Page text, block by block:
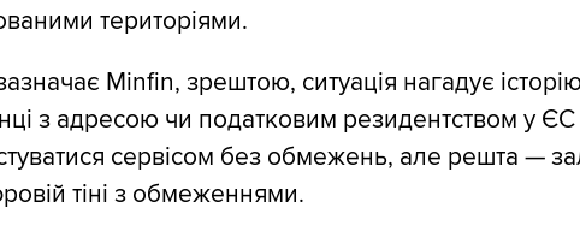
територіями.
Minfin, зрештою, ситуація нагадує
з адресою чи податковим резидентством у
сервісом без обмежень, але решта —
тіні з обмеженнями.